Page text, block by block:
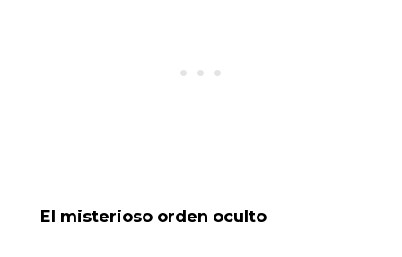
El misterioso orden oculto